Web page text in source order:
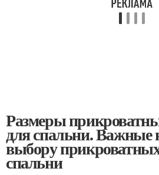
Размеры
для спальни.
выбору
спальни